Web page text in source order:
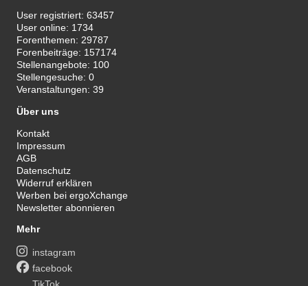
User registriert:63457
User online: 1734
Forenthemen: 29787
Forenbeiträge: 157174
Stellenangebote: 100
Stellengesuche:0
Veranstaltungen:39
Über uns
Kontakt
Impressum
AGB
Datenschutz
Widerruf erklären
Werben bei ergoXchange
Newsletter abonnieren
Mehr
instagram
facebook